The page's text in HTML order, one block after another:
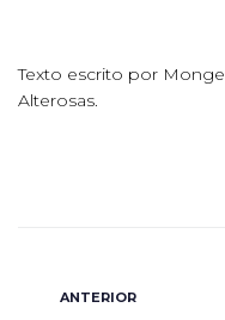
Texto escrito por
Alterosas.
ANTERIOR